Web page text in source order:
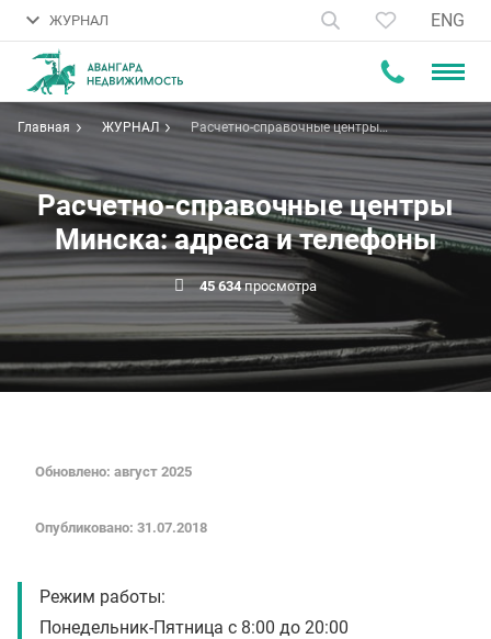
ЖУРНАЛ ENG
Главная ЖУРНАЛ
Расчетно-справочные центры
Минска: адреса и телефоны
Расчетно-справочные центры
Минска: адреса и телефоны
45 634просмотра
Обновлено: август 2025
Опубликовано: 31.07.2018
Режим работы:
Понедельник-Пятница с 8:00 до 20:00